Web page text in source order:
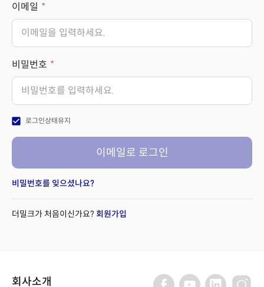
이메일
비밀번호
check_box 로그인상태유지
이메일로 로그인
비밀번호를 잊으셨나요?
더밀크가 처음이신가요? 회원가입
회사소개